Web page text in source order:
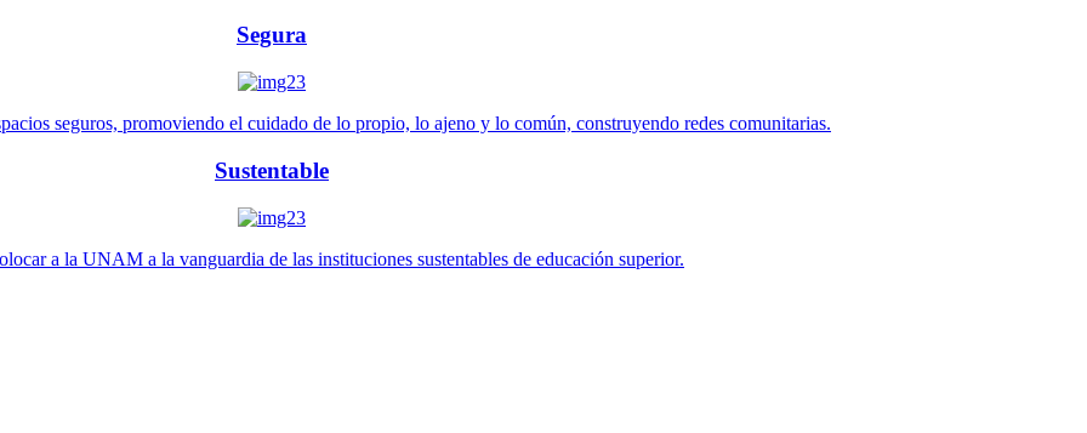
Segura
seguros, promoviendo el cuidado de lo propio, lo ajeno y lo común, construyendo redes comunitarias.
Sustentable
a la UNAM a la vanguardia de las instituciones sustentables de educación superior.